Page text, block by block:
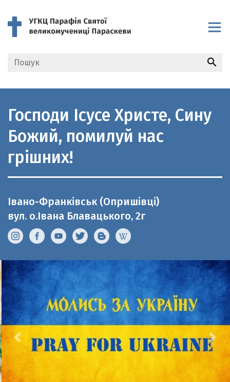
search
Господи Ісусе Христе, Сину
Божий, помилуй нас
грішних!
Івано-Франківськ (Опришівці)
вул. о.Івана Блавацького, 2г
Previous